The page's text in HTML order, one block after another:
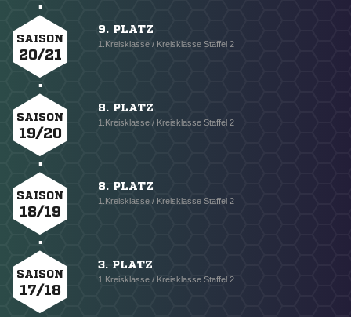
SAISON
20/21
9. PLATZ
1.Kreisklasse / Kreisklasse Staffel 2
SAISON
19/20
8. PLATZ
1.Kreisklasse / Kreisklasse Staffel 2
SAISON
18/19
8. PLATZ
1.Kreisklasse / Kreisklasse Staffel 2
SAISON
17/18
3. PLATZ
1.Kreisklasse / Kreisklasse Staffel 2